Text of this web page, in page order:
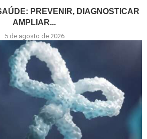
PREVENIR, DIAGNOSTICAR E
AMPLIAR...
5 de agosto de 2026